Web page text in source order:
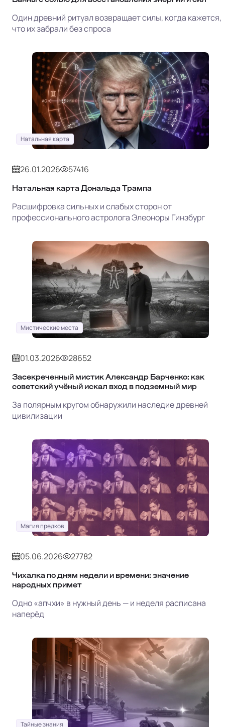
Один древний ритуал возвращает силы, когда кажется,
что их забрали без спроса
Натальная карта
26.01.2026 57416
Натальная карта Дональда Трампа
Расшифровка сильных и слабых сторон от
профессионального астролога Элеоноры Гинзбург
Мистические места
01.03.2026 28652
Засекреченный мистик Александр Барченко: как
советский учёный искал вход в подземный мир
За полярным кругом обнаружили наследие древней
цивилизации
Магия предков
05.06.2026 27782
Чихалка по дням недели и времени: значение
народных примет
Одно «апчхи» в нужный день — и неделя расписана
наперёд
Тайные знания